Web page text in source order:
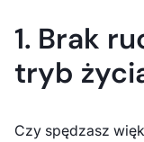
1. Brak
tryb
Czy spędzasz